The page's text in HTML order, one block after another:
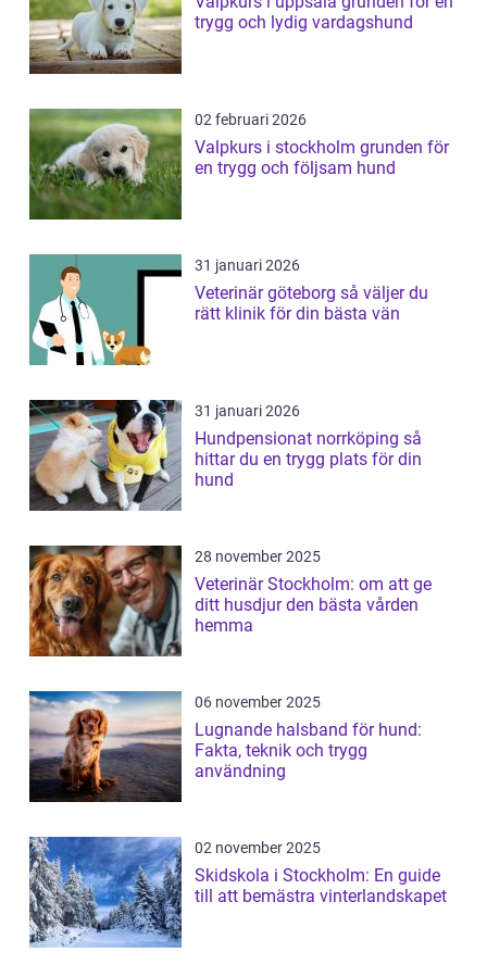
trygg och lydig vardagshund
02 februari 2026
Valpkurs i stockholm grunden för
en trygg och följsam hund
31 januari 2026
Veterinär göteborg så väljer du
rätt klinik för din bästa vän
31 januari 2026
Hundpensionat norrköping så
hittar du en trygg plats för din
hund
28 november 2025
Veterinär Stockholm: om att ge
ditt husdjur den bästa vården
hemma
06 november 2025
Lugnande halsband för hund:
Fakta, teknik och trygg
användning
02 november 2025
Skidskola i Stockholm: En guide
till att bemästra vinterlandskapet